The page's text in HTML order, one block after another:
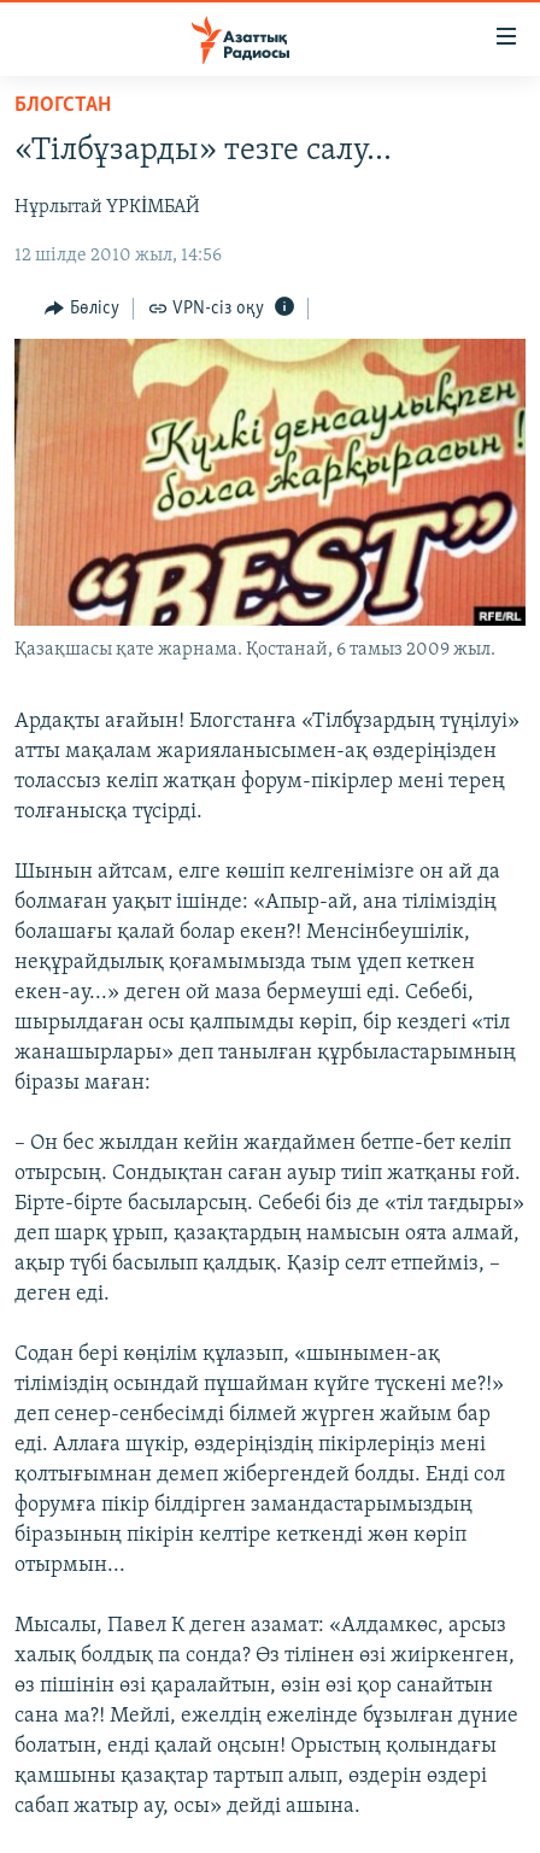
Skip
main
Skip
to
Navigation
Skip
to
Search
ЖАҢАЛЫҚТАР
AZATTYQTV
ҚАҢТАР ОҚИҒАСЫ
АДАМ ҚҰҚЫҚТАРЫ
ӘЛЕУМЕТ
АРНАЙЫ ЖОБАЛАР
ЖАЗЫЛЫҢЫЗ
БЛОГСТАН
«Тілбұзарды» тезге салу...
Нұрлытай ҮРКİМБАЙ
12 шілде 2010 жыл, 14:56
Бөлісу VPN-сіз оқу
Қазақшасы қате жарнама. Қостанай, 6 тамыз 2009 жыл.
Ардақты ағайын! Блогстанға «Тілбұзардың түңілуі»
атты мақалам жарияланысымен-ақ өздеріңізден
толассыз келіп жатқан форум-пікірлер мені терең
толғанысқа түсірді.
Шынын айтсам, елге көшіп келгенімізге он ай да
болмаған уақыт ішінде: «Апыр-ай, ана тіліміздің
болашағы қалай болар екен?! Менсінбеушілік,
неқұрайдылық қоғамымызда тым үдеп кеткен
екен-ау...» деген ой маза бермеуші еді. Себебі,
шырылдаған осы қалпымды көріп, бір кездегі «тіл
жанашырлары» деп танылған құрбыластарымның
біразы маған:
– Он бес жылдан кейін жағдаймен бетпе-бет келіп
отырсың. Сондықтан саған ауыр тиіп жатқаны ғой.
Бірте-бірте басыларсың. Себебі біз де «тіл тағдыры»
деп шарқ ұрып, қазақтардың намысын оята алмай,
ақыр түбі басылып қалдық. Қазір селт етпейміз, –
деген еді.
Содан бері көңілім құлазып, «шынымен-ақ
тіліміздің осындай пұшайман күйге түскені ме?!»
деп сенер-сенбесімді білмей жүрген жайым бар
еді. Аллаға шүкір, өздеріңіздің пікірлеріңіз мені
қолтығымнан демеп жібергендей болды. Енді сол
форумға пікір білдірген замандастарымыздың
біразының пікірін келтіре кеткенді жөн көріп
отырмын...
Мысалы, Павел К деген азамат: «Алдамкөс, арсыз
халық болдық па сонда? Өз тілінен өзі жиіркенген,
өз пішінін өзі қаралайтын, өзін өзі қор санайтын
сана ма?! Мейлі, ежелдің ежелінде бұзылған дүние
болатын, енді қалай оңсын! Орыстың қолындағы
қамшыны қазақтар тартып алып, өздерін өздері
сабап жатыр ау, осы» дейді ашына.